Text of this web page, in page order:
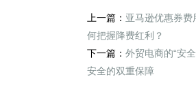
上一篇： 亚马逊优惠券费
何把握降费红利？
下一篇： 外贸电商的“安
安全的双重保障